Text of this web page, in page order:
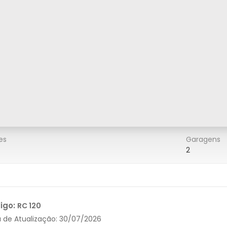
Garagens
2
RC 120
de Atualização: 30/07/2026